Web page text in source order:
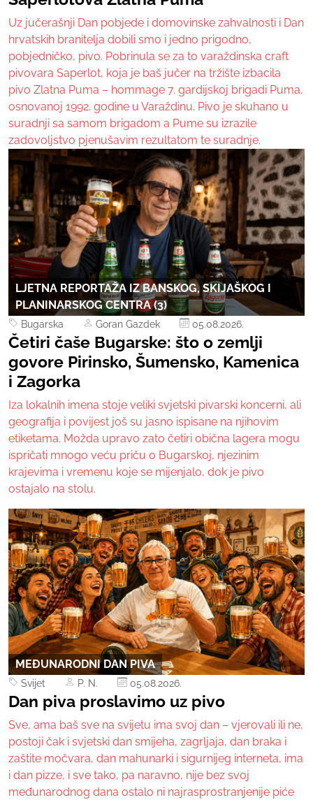
Uz jučerašnji Dan pobjede i domovinske zahvalnosti i Dan
hrvatskih branitelja dobili smo i jedno prigodno,
pobjedničko, pivo. Pobrinula se za to varaždinska craft
pivovara Saperlot, koja je baš jučer na tržište izbacila
pivo Zlatna Puma – hommage 7. gardijskoj brigadi Puma,
osnovanoj 1992. godine u Varaždinu. Pivo je skuhano u
suradnji sa samom brigadom a Pume su izrazile
zadovoljstvo pjenušavim rezultatom te suradnje.
LJETNA REPORTAŽA IZ BANSKOG, SKIJAŠKOG I
PLANINARSKOG CENTRA (3)
Bugarska Goran Gazdek 05.08.2026.
Četiri čaše Bugarske: što o zemlji
govore Pirinsko, Šumensko, Kamenica
i Zagorka
Iza lokalnih imena stoje veliki svjetski pivarski koncerni, ali
geografija i povijest još su jasno ispisane na njihovim
etiketama. Možda upravo zato četiri obična lagera mogu
ispričati mnogo veću priču o Bugarskoj, njezinim
krajevima i vremenu koje se mijenjalo, dok je pivo
ostajalo na stolu.
MEĐUNARODNI DAN PIVA
Svijet P. N. 05.08.2026.
Dan piva proslavimo uz pivo
Sve, ama baš sve na svijetu ima svoj dan – vjerovali ili ne,
postoji čak i svjetski dan smijeha, zagrljaja, dan braka i
zaštite močvara, dan mahunarki i sigurnijeg interneta, ima
i dan pizze, i sve tako, pa naravno, nije bez svoj
međunarodnog dana ostalo ni najrasprostranjenije piće